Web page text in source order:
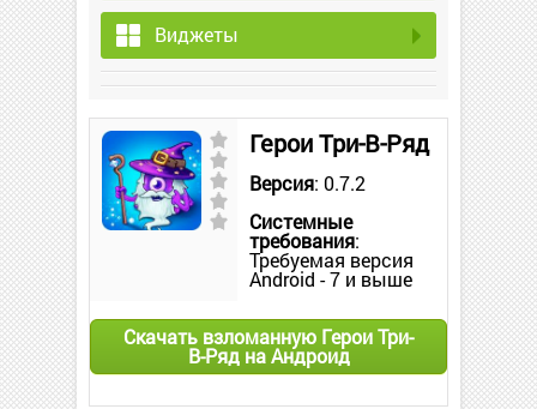
Виджеты
Герои Три-В-Ряд
Версия: 0.7.2
Системные
требования:
Требуемая версия
Android - 7 и выше
Скачать взломанную Герои Три-
В-Ряд на Андроид